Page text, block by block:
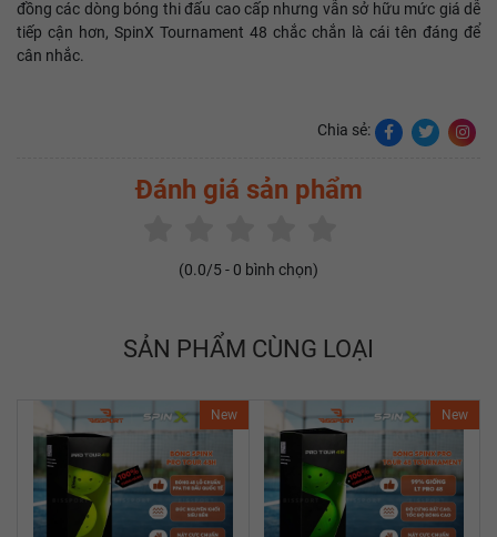
đồng các dòng bóng thi đấu cao cấp nhưng vẫn sở hữu mức giá dễ
tiếp cận hơn, SpinX Tournament 48 chắc chắn là cái tên đáng để
cân nhắc.
Chia sẻ:
Đánh giá sản phẩm
(0.0/5 - 0 bình chọn)
SẢN PHẨM CÙNG LOẠI
New New